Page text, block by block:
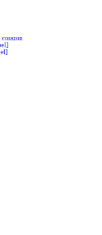
corazon